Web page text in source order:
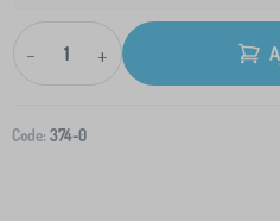
- +
Code: 374-0